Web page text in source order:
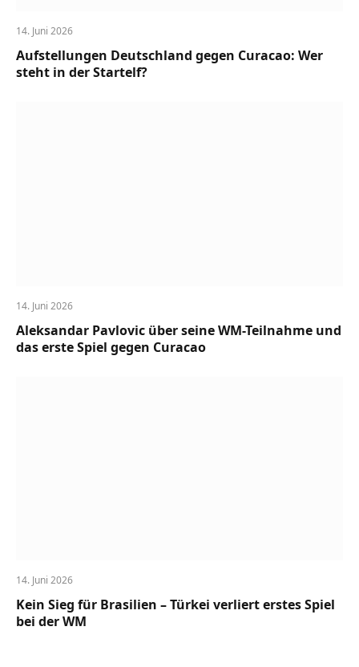
14. Juni 2026
Aufstellungen Deutschland gegen Curacao: Wer
steht in der Startelf?
14. Juni 2026
Aleksandar Pavlovic über seine WM-Teilnahme und
das erste Spiel gegen Curacao
14. Juni 2026
Kein Sieg für Brasilien – Türkei verliert erstes Spiel
bei der WM